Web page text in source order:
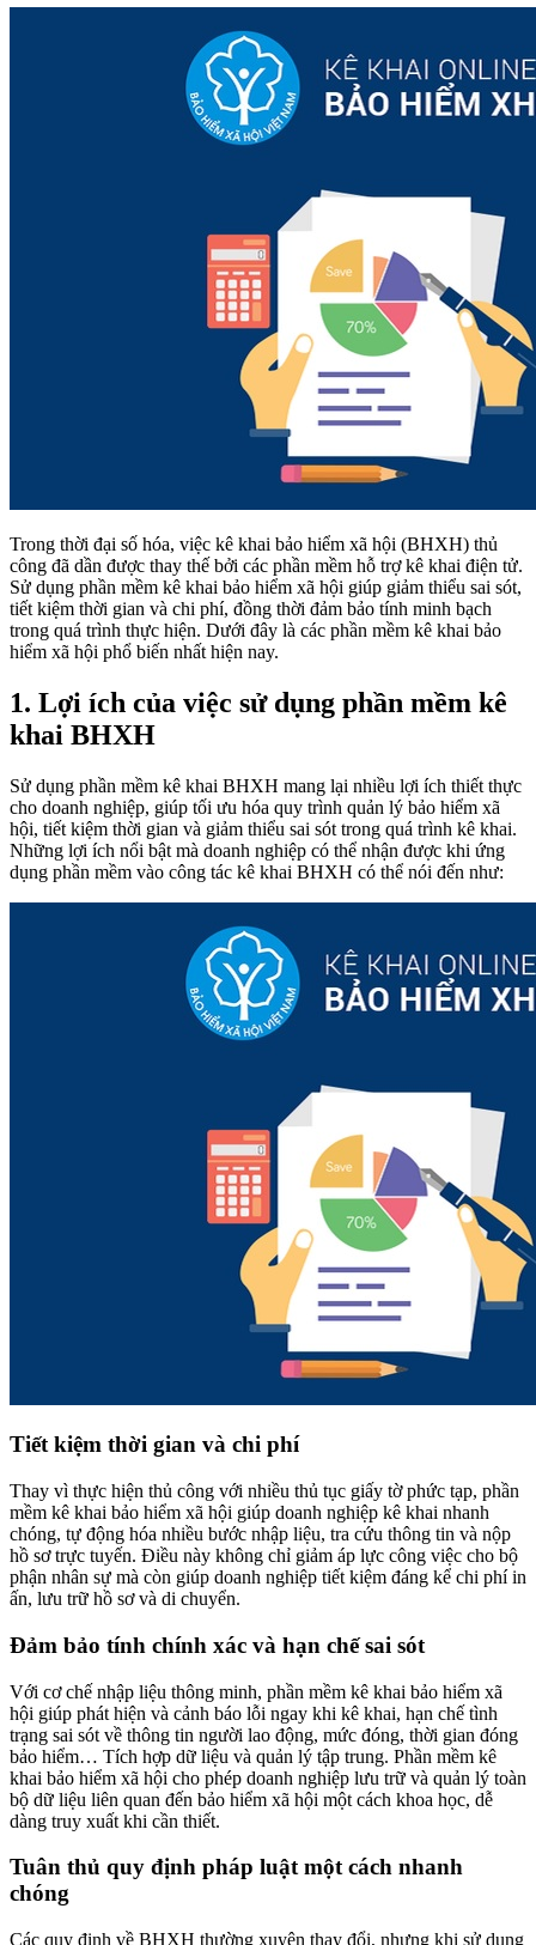
Trong thời đại số hóa, việc kê khai bảo hiểm xã hội (BHXH) thủ
công đã dần được thay thế bởi các phần mềm hỗ trợ kê khai điện tử.
Sử dụng phần mềm kê khai bảo hiểm xã hội giúp giảm thiểu sai sót,
tiết kiệm thời gian và chi phí, đồng thời đảm bảo tính minh bạch
trong quá trình thực hiện. Dưới đây là các phần mềm kê khai bảo
hiểm xã hội phổ biến nhất hiện nay.
1. Lợi ích của việc sử dụng phần mềm kê
khai BHXH
Sử dụng phần mềm kê khai BHXH mang lại nhiều lợi ích thiết thực
cho doanh nghiệp, giúp tối ưu hóa quy trình quản lý bảo hiểm xã
hội, tiết kiệm thời gian và giảm thiểu sai sót trong quá trình kê khai.
Những lợi ích nổi bật mà doanh nghiệp có thể nhận được khi ứng
dụng phần mềm vào công tác kê khai BHXH có thể nói đến như:
Tiết kiệm thời gian và chi phí
Thay vì thực hiện thủ công với nhiều thủ tục giấy tờ phức tạp, phần
mềm kê khai bảo hiểm xã hội giúp doanh nghiệp kê khai nhanh
chóng, tự động hóa nhiều bước nhập liệu, tra cứu thông tin và nộp
hồ sơ trực tuyến. Điều này không chỉ giảm áp lực công việc cho bộ
phận nhân sự mà còn giúp doanh nghiệp tiết kiệm đáng kể chi phí in
ấn, lưu trữ hồ sơ và di chuyển.
Đảm bảo tính chính xác và hạn chế sai sót
Với cơ chế nhập liệu thông minh, phần mềm kê khai bảo hiểm xã
hội giúp phát hiện và cảnh báo lỗi ngay khi kê khai, hạn chế tình
trạng sai sót về thông tin người lao động, mức đóng, thời gian đóng
bảo hiểm… Tích hợp dữ liệu và quản lý tập trung. Phần mềm kê
khai bảo hiểm xã hội cho phép doanh nghiệp lưu trữ và quản lý toàn
bộ dữ liệu liên quan đến bảo hiểm xã hội một cách khoa học, dễ
dàng truy xuất khi cần thiết.
Tuân thủ quy định pháp luật một cách nhanh
chóng
Các quy định về BHXH thường xuyên thay đổi, nhưng khi sử dụng